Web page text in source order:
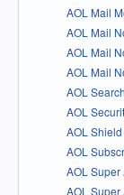
AOL Mail
AOL Mail
AOL Mail
AOL Mail
AOL Search
AOL
AOL Shield
AOL
AOL Super
AOL Super